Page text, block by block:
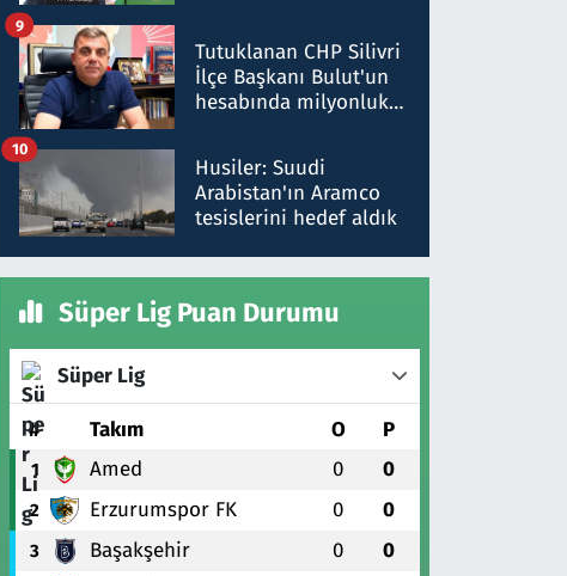
düşürüldüğü" iddiasını
yalanladı
Tutuklanan CHP Silivri
İlçe Başkanı Bulut'un
hesabında milyonluk
talimat verdi, ben
gönderdim
9
Husiler: Suudi
Arabistan'ın Aramco
tesislerini hedef aldık
10
Süper Lig Puan Durumu
Süper Lig
# Takım O P
1 Amed 0 0
2 Erzurumspor FK 0 0
3 Başakşehir 0 0